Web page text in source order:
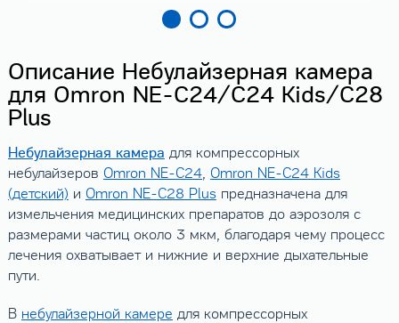
Описание Небулайзерная камера
для Omron NE-C24/C24 Kids/C28
Plus
Небулайзерная камера для компрессорных
небулайзеров Omron NE-C24, Omron NE-C24 Kids
(детский) и Omron NE-C28 Plus предназначена для
измельчения медицинских препаратов до аэрозоля с
размерами частиц около 3 мкм, благодаря чему процесс
лечения охватывает и нижние и верхние дыхательные
пути.
В небулайзерной камере для компрессорных